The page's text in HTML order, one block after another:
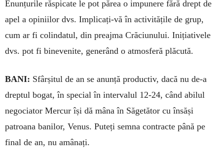
Enunțurile răspicate le pot părea o impunere fără drept de
apel a opiniilor dvs. Implicați-vă în activitățile de grup,
cum ar fi colindatul, din preajma Crăciunului. Inițiativele
dvs. pot fi bi­nevenite, generând o atmosferă plă­cută.
BANI: Sfârșitul de an se anunță productiv, dacă nu de-a
dreptul bogat, în special în intervalul 12-24, când abilul
negociator Mercur își dă mâna în Săgetător cu însăși
patroana ba­nilor, Venus. Puteți semna contracte până pe
final de an, nu amânați.